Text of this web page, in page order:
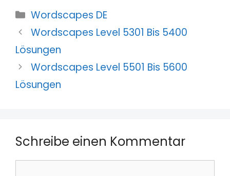
Kategorien
Wordscapes DE
Wordscapes Level 5301 Bis 5400
Lösungen
Wordscapes Level 5501 Bis 5600
Lösungen
Schreibe einen Kommentar